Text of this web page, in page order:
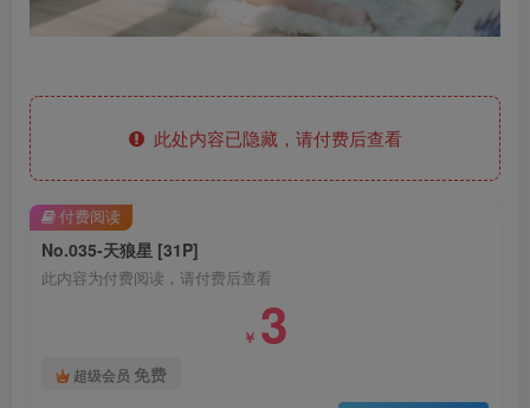
此处内容已隐藏，请付费后查看
No.035-天狼星 [31P]
此内容为付费阅读，请付费后查看
￥ 3
超级会员 免费
付费阅读